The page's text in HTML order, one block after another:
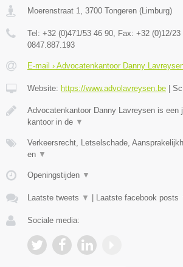
Moerenstraat 1 3700 Tongeren ( Limburg)
Tel: +32 (0)471/53 46 90 , Fax: +32 (0)12/23
0847.887.193
E-mail › Advocatenkantoor Danny
Website: https://www.advolavreysen.be
Advocatenkantoor Danny Lavreysen is een
kantoor in de ▼
Verkeersrecht, Letselschade,
en ▼
Openingstijden ▼
Laatste tweets ▼ Laatste facebook posts
Sociale media: